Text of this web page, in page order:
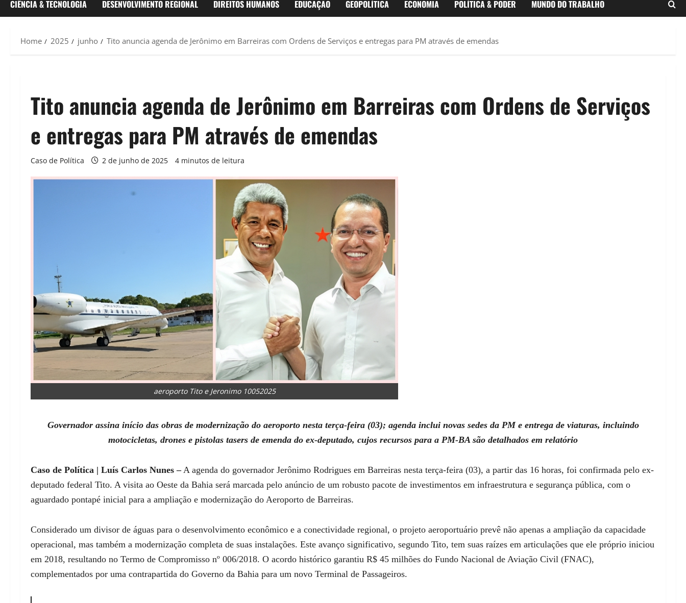
CIÊNCIA & TECNOLOGIA DESENVOLVIMENTO REGIONAL DIREITOS HUMANOS EDUCAÇÃO GEOPOLÍTICA ECONOMIA POLÍTICA & PODER MUNDO DO TRABALHO
Home 2025 junho Tito anuncia agenda de Jerônimo em Barreiras com Ordens de Serviços e entregas para PM através de emendas
Tito anuncia agenda de Jerônimo em Barreiras com Ordens de Serviços
e entregas para PM através de emendas
Caso de Política 2 de junho de 2025 4 minutos de leitura
aeroporto Tito e Jeronimo 10052025
Governador assina início das obras de modernização do aeroporto nesta terça-feira (03); agenda inclui novas sedes da PM e entrega de viaturas, incluindo
motocicletas, drones e pistolas tasers de emenda do ex-deputado, cujos recursos para a PM-BA são detalhados em relatório
Caso de Política | Luís Carlos Nunes –A agenda do governador Jerônimo Rodrigues em Barreiras nesta terça-feira (03), a partir das 16 horas, foi confirmada pelo ex-
deputado federal Tito. A visita ao Oeste da Bahia será marcada pelo anúncio de um robusto pacote de investimentos em infraestrutura e segurança pública, com o
aguardado pontapé inicial para a ampliação e modernização do Aeroporto de Barreiras.
Considerado um divisor de águas para o desenvolvimento econômico e a conectividade regional, o projeto aeroportuário prevê não apenas a ampliação da capacidade
operacional, mas também a modernização completa de suas instalações. Este avanço significativo, segundo Tito, tem suas raízes em articulações que ele próprio iniciou
em 2018, resultando no Termo de Compromisso nº 006/2018. O acordo histórico garantiu R$ 45 milhões do Fundo Nacional de Aviação Civil (FNAC),
complementados por uma contrapartida do Governo da Bahia para um novo Terminal de Passageiros.